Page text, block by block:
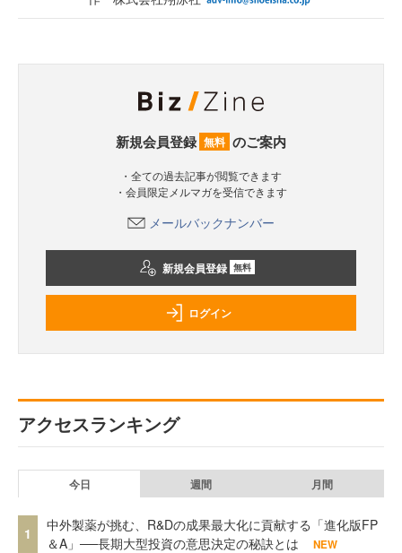
新規会員登録 無料 のご案内
・全ての過去記事が閲覧できます
・会員限定メルマガを受信できます
メールバックナンバー
新規会員登録 無料
ログイン
アクセスランキング
今日 週間 月間
1
中外製薬が挑む、R&Dの成果最大化に貢献する「進化版FP
＆A」──長期大型投資の意思決定の秘訣とは
NEW